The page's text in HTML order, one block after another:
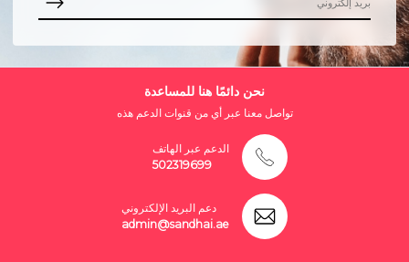
نحن دائمًا هنا للمساعدة
تواصل معنا عبر أي من قنوات الدعم هذه
الدعم عبر الهاتف
502319699
دعم البريد الإلكتروني
admin@sandhai.ae